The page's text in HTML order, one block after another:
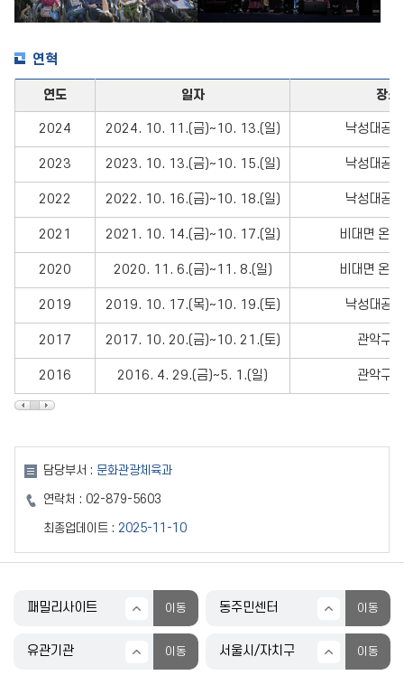
연혁
연도 일자 장소
2024 2024. 10. 11.(금)~10. 13.(일) 낙성대공
2023 2023. 10. 13.(금)~10. 15.(일) 낙성대공
2022 2022. 10. 16.(금)~10. 18.(일) 낙성대공
2021 2021. 10. 14.(금)~10. 17.(일) 비대면 온
2020 2020. 11. 6.(금)~11. 8.(일) 비대면 온
2019 2019. 10. 17.(목)~10. 19.(토) 낙성대공
2017 2017. 10. 20.(금)~10. 21.(토) 관악구
2016 2016. 4. 29.(금)~5. 1.(일) 관악구
담당부서 : 문화관광체육과
연락처 : 02-879-5603
최종업데이트 : 2025-11-10